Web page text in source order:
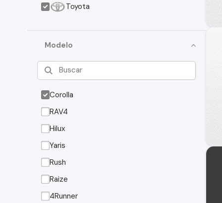
Toyota
Modelo
Corolla
RAV4
Hilux
Yaris
Rush
Raize
4Runner